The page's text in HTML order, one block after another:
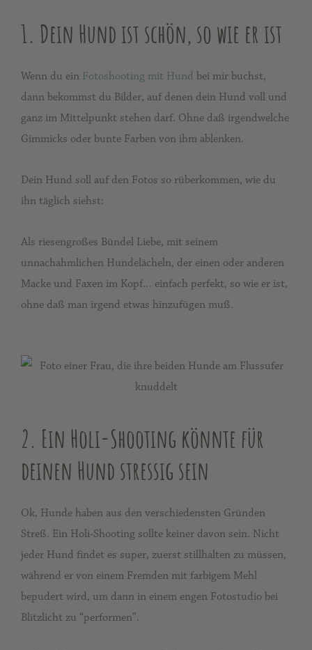
1. Dein Hund ist schön, so wie er ist
Wenn du ein Fotoshooting mit Hund bei mir buchst,
dann bekommst du Bilder, auf denen dein Hund voll und
ganz im Mittelpunkt stehen darf. Ohne daß irgendwelche
Gimmicks oder bunte Farben von ihm ablenken.
Dein Hund soll auf den Fotos so rüberkommen, wie du
ihn täglich siehst:
Als riesengroßes Bündel Liebe, mit seinem
unnachahmlichen Hundelächeln, der einen oder anderen
Macke und Faxen im Kopf… einfach perfekt, so wie er ist,
ohne daß man irgend etwas hinzufügen muß.
2. Ein Holi-Shooting könnte für
deinen Hund stressig sein
Ok, Hunde haben aus den verschiedensten Gründen
Streß. Ein Holi-Shooting sollte keiner davon sein. Nicht
jeder Hund findet es super, zuerst stillhalten zu müssen,
während er von einem Fremden mit farbigem Mehl
bepudert wird, um dann in einem engen Fotostudio bei
Blitzlicht zu “performen”.